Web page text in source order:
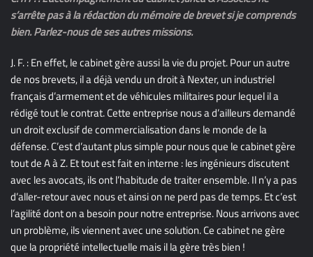
s’arrête pas à la rédaction du mémoire de brevet si je comprends
bien. Parlez-nous de ses autres missions.
J. F. : En effet, le cabinet gère aussi la vie du projet. Pour un autre
de nos brevets, il a déjà vendu un droit à Nexter, un industriel
français d’armement et de véhicules militaires pour lequel il a
rédigé tout le contrat. Cette entreprise nous a d’ailleurs demandé
un droit exclusif de commercialisation dans le monde de la
défense. C’est d’autant plus simple pour nous que le cabinet gère
tout de A à Z. Et tout est fait en interne : les ingénieurs discutent
avec les avocats, ils ont l’habitude de traiter ensemble. Il n’y a pas
d’aller-retour avec nous et ainsi on ne perd pas de temps. Et c’est
l’agilité dont on a besoin pour notre entreprise. Nous arrivons avec
un problème, ils viennent avec une solution. Ce cabinet ne gère
que la propriété intellectuelle mais il la gère très bien !